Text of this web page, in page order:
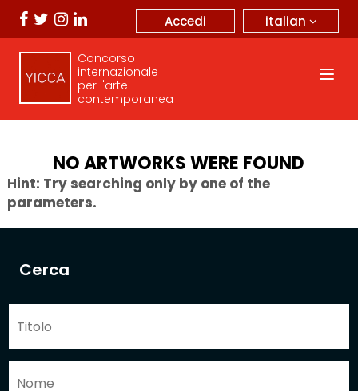
italian
Accedi
Concorso
internazionale
per l'arte
contemporanea
Cerca
NO ARTWORKS WERE FOUND
Hint: Try searching only by one of the
parameters.